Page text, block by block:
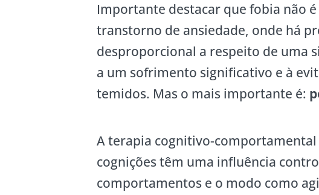
Importante destacar que fobia não
transtorno de ansiedade, onde há
desproporcional a respeito de uma
a um sofrimento significativo e à
temidos. Mas o mais importante é:
A terapia cognitivo-comportamental
cognições têm uma influência
comportamentos e o modo como